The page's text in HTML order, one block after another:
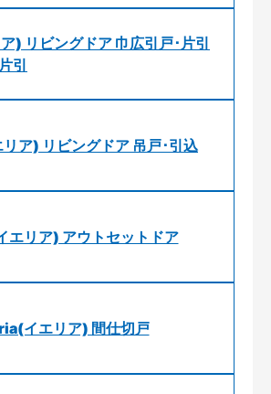
) リビングドア 巾広引戸･片引
引
ア) リビングドア 吊戸･引込
リア) アウトセットドア
イエリア) 間仕切戸